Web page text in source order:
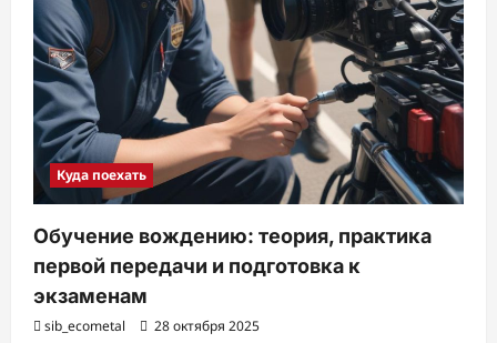
Куда поехать
Обучение вождению: теория, практика
первой передачи и подготовка к
экзаменам
sib_ecometal 28 октября 2025